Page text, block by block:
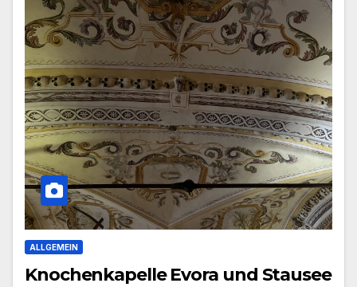
ALLGEMEIN
Knochenkapelle Evora und Stausee